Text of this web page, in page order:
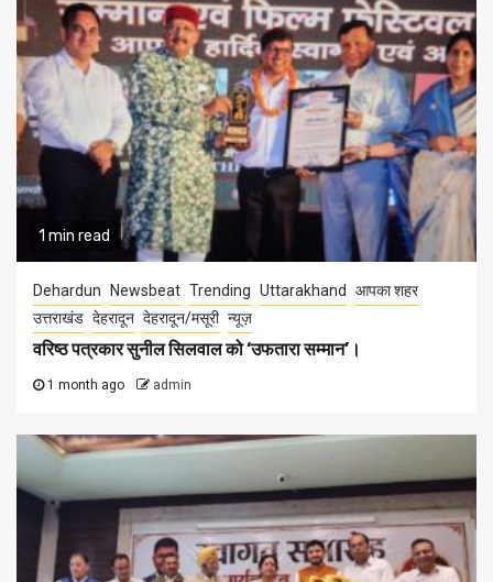
1 min read
Dehardun Newsbeat Trending Uttarakhand
आपका शहर
उत्तराखंड देहरादून देहरादून/मसूरी न्यूज़
वरिष्ठ पत्रकार सुनील सिलवाल को ‘उफतारा सम्मान’।
1 month ago admin